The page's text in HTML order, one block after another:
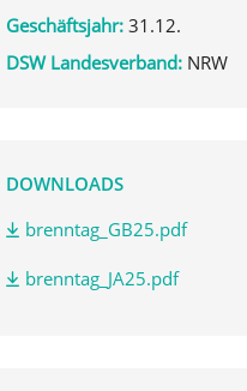
Geschäftsjahr: 31.12.
DSW Landesverband: NRW
DOWNLOADS
brenntag_GB25.pdf
brenntag_JA25.pdf